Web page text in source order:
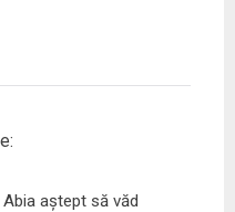
aștept să văd